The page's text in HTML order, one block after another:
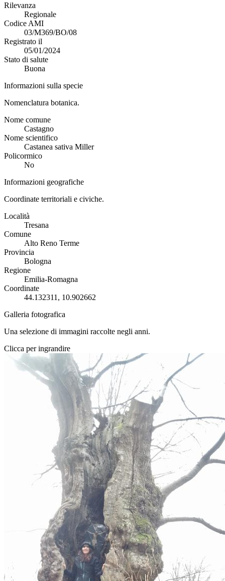
Rilevanza
Regionale
Codice AMI
03/M369/BO/08
Registrato il
05/01/2024
Stato di salute
Buona
Informazioni sulla specie
Nomenclatura botanica.
Nome comune
Castagno
Nome scientifico
Castanea sativa Miller
Policormico
No
Informazioni geografiche
Coordinate territoriali e civiche.
Località
Tresana
Comune
Alto Reno Terme
Provincia
Bologna
Regione
Emilia-Romagna
Coordinate
44.132311, 10.902662
Galleria fotografica
Una selezione di immagini raccolte negli anni.
Clicca per ingrandire